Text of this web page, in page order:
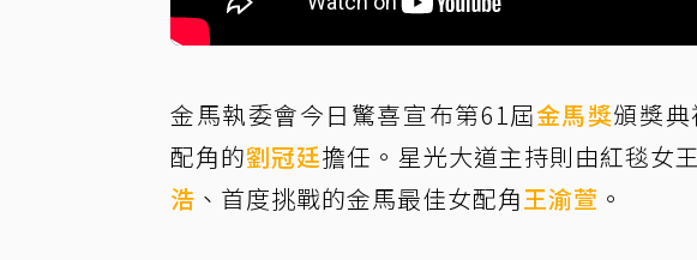
金馬執委會今日驚喜宣布第61屆金馬獎頒獎
配角的劉冠廷擔任。星光大道主持則由紅毯女王
浩 、首度挑戰的金馬最佳女配角王渝萱 。